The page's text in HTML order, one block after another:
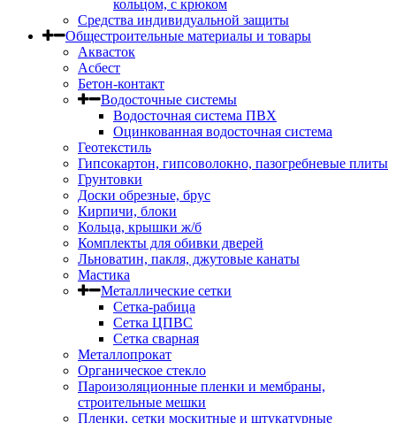
кольцом, с крюком
Средства индивидуальной защиты
Общестроительные материалы и товары
Аквасток
Асбест
Бетон-контакт
Водосточные системы
Водосточная система ПВХ
Оцинкованная водосточная система
Геотекстиль
Гипсокартон, гипсоволокно, пазогребневые плиты
Грунтовки
Доски обрезные, брус
Кирпичи, блоки
Кольца, крышки ж/б
Комплекты для обивки дверей
Льноватин, пакля, джутовые канаты
Мастика
Металлические сетки
Сетка-рабица
Сетка ЦПВС
Сетка сварная
Металлопрокат
Органическое стекло
Пароизоляционные пленки и мембраны,
строительные мешки
Пленки, сетки москитные и штукатурные